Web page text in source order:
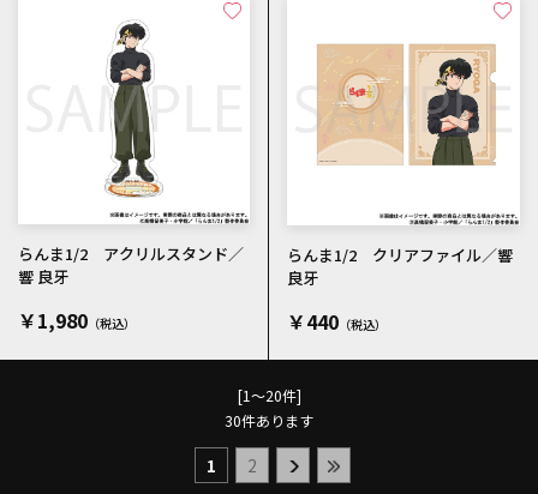
らんま1/2 アクリルスタンド／
響 良牙
￥1,980
らんま1/2 クリアファイル／響
良牙
￥440
[1～20件]
30件あります
1 2